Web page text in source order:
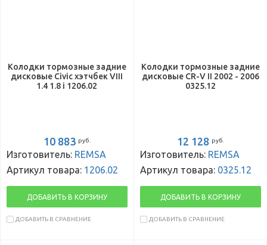
Колодки тормозные задние
дисковые Civic хэтчбек VIII
1.4 1.8 i 1206.02
10 883 руб.
Изготовитель: REMSA
Артикул товара: 1206.02
ДОБАВИТЬ В КОРЗИНУ
ДОБАВИТЬ В СРАВНЕНИЕ
Колодки тормозные задние
дисковые CR-V II 2002 - 2006
0325.12
12 128 руб.
Изготовитель: REMSA
Артикул товара: 0325.12
ДОБАВИТЬ В КОРЗИНУ
ДОБАВИТЬ В СРАВНЕНИЕ